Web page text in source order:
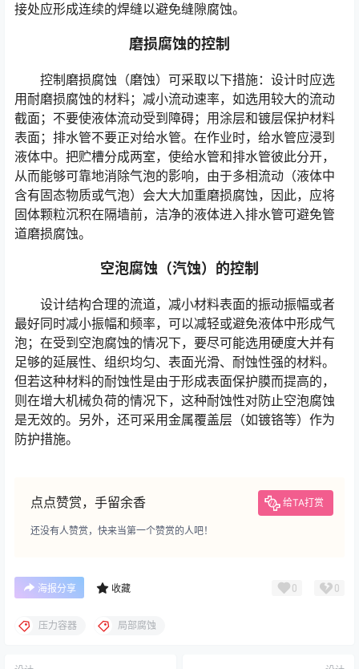
接处应形成连续的焊缝以避免缝隙腐蚀。
磨损腐蚀的控制
控制磨损腐蚀（磨蚀）可采取以下措施：设计时应选
用耐磨损腐蚀的材料；减小流动速率，如选用较大的流动
截面；不要使液体流动受到障碍；用涂层和镀层保护材料
表面；排水管不要正对给水管。在作业时，给水管应浸到
液体中。把贮槽分成两室，使给水管和排水管彼此分开，
从而能够可靠地消除气泡的影响，由于多相流动（液体中
含有固态物质或气泡）会大大加重磨损腐蚀，因此，应将
固体颗粒沉积在隔墙前，洁净的液体进入排水管可避免管
道磨损腐蚀。
空泡腐蚀（汽蚀）的控制
设计结构合理的流道，减小材料表面的振动振幅或者
最好同时减小振幅和频率，可以减轻或避免液体中形成气
泡；在受到空泡腐蚀的情况下，要尽可能选用硬度大并有
足够的延展性、组织均匀、表面光滑、耐蚀性强的材料。
但若这种材料的耐蚀性是由于形成表面保护膜而提高的，
则在增大机械负荷的情况下，这种耐蚀性对防止空泡腐蚀
是无效的。另外，还可采用金属覆盖层（如镀铬等）作为
防护措施。
点点赞赏，手留余香 给TA打赏
还没有人赞赏，快来当第一个赞赏的人吧！
海报分享 收藏 0 0
压力容器 局部腐蚀